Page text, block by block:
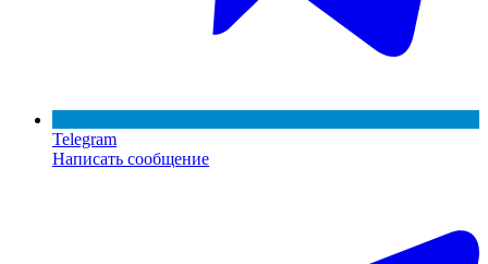
Telegram
Написать сообщение